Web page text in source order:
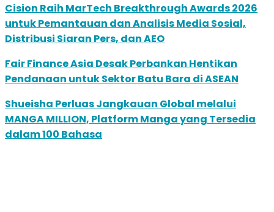
Cision Raih MarTech Breakthrough Awards 2026
untuk Pemantauan dan Analisis Media Sosial,
Distribusi Siaran Pers, dan AEO
Fair Finance Asia Desak Perbankan Hentikan
Pendanaan untuk Sektor Batu Bara di ASEAN
Shueisha Perluas Jangkauan Global melalui
MANGA MILLION, Platform Manga yang Tersedia
dalam 100 Bahasa